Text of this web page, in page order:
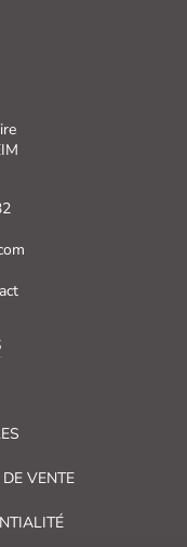
VENTE